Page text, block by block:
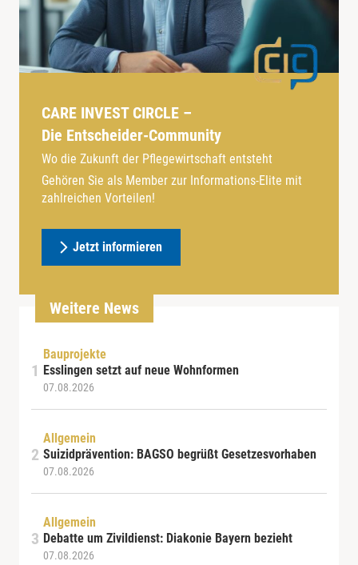
CARE INVEST CIRCLE –
Die Entscheider-Community
Wo die Zukunft der Pflegewirtschaft entsteht
Gehören Sie als Member zur Informations-Elite mit
zahlreichen Vorteilen!
Jetzt informieren
Weitere News
Bauprojekte
Esslingen setzt auf neue Wohnformen
07.08.2026
Allgemein
Suizidprävention: BAGSO begrüßt Gesetzesvorhaben
07.08.2026
Allgemein
Debatte um Zivildienst: Diakonie Bayern bezieht
07.08.2026